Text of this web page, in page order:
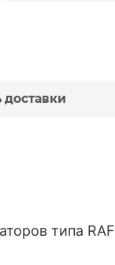
доставки
типа RAF